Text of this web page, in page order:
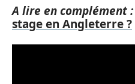
A lire en complément :
stage en Angleterre ?